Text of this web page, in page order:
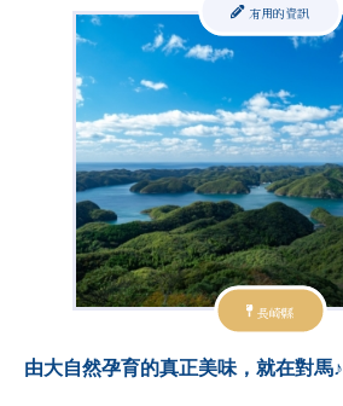
長崎縣
有用的資訊
由大自然孕育的真正美味，就在對馬♪